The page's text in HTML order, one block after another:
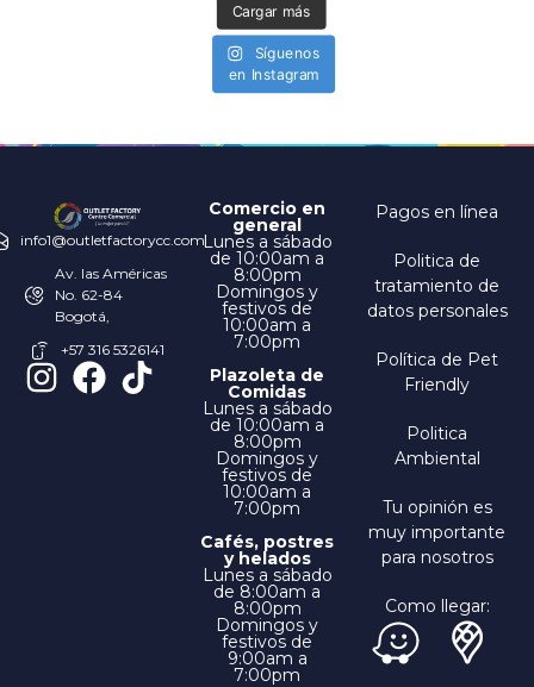
Cargar más
Síguenos
en Instagram
info1@outletfactorycc.com
Av. las Américas
No. 62-84
Bogotá,
+57 316 5326141
Comercio en
general
Lunes a sábado
de 10:00am a
8:00pm
Domingos y
festivos de
10:00am a
7:00pm
Plazoleta de
Comidas
Lunes a sábado
de 10:00am a
8:00pm
Domingos y
festivos de
10:00am a
7:00pm
Cafés, postres
y helados
Lunes a sábado
de 8:00am a
8:00pm
Domingos y
festivos de
9:00am a
7:00pm
Pagos en línea
Politica de
tratamiento de
datos personales
Política de Pet
Friendly
Politica
Ambiental
Tu opinión es
muy importante
para nosotros
Como llegar: